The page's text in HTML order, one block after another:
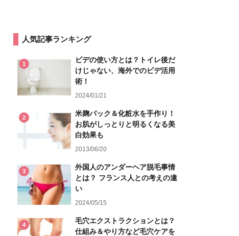
人気記事ランキング
1
ビデの使い方とは？トイレ後だ
けじゃない、海外でのビデ活用
術！
2024/01/21
2
米麹パック＆化粧水を手作り！
お肌がしっとりと明るくなる美
白効果も
2013/06/20
3
外国人のアンダーヘア脱毛事情
とは？ フランス人との考えの違
い
2024/05/15
4
毛穴エクストラクションとは？
仕組み＆やり方など毛穴ケアを